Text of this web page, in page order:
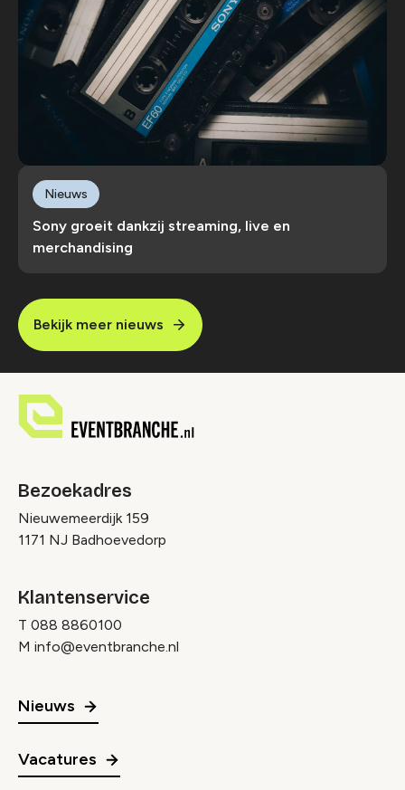
Sony groeit dankzij streaming, live en
merchandising
Nieuws
Bekijk meer nieuws
Bezoekadres
Nieuwemeerdijk 159
1171 NJ Badhoevedorp
Klantenservice
T 088 8860100
M info@eventbranche.nl
Nieuws
Vacatures